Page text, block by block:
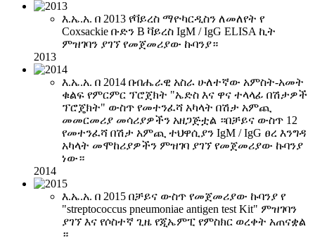
እ.ኤ.አ. በ 2013 የቫይረስ ማዮካርዲስን ለመለየት የ
Coxsackie ቡድን B ቫይረስ IgM / IgG ELISA ኪት
ምዝገባን ያገኘ የመጀመሪያው ኩባንያ።
2013
እ.ኤ.አ. በ 2014 በብሔራዊ አስራ ሁለተኛው አምስት-አመት
ቁልፍ የምርምር ፕሮጀክት "ኤድስ እና ዋና ተላላፊ በሽታዎች
ፕሮጄክት" ውስጥ የመተንፈሻ አካላት በሽታ አምጪ
መመርመሪያ መሳሪያዎችን አዘጋጅቷል ።በቻይና ውስጥ 12
የመተንፈሻ በሽታ አምጪ ተህዋሲያን IgM / IgG ፀረ እንግዳ
አካላት መሞከሪያዎችን ምዝገባ ያገኘ የመጀመሪያው ኩባንያ
ነው።
2014
እ.ኤ.አ. በ 2015 በቻይና ውስጥ የመጀመሪያው ኩባንያ የ
"streptococcus pneumoniae antigen test Kit" ምዝገባን
ያገኘ እና የሶስተኛ ጊዜ የጂኤምፒ የምስክር ወረቀት አጠናቋል
።